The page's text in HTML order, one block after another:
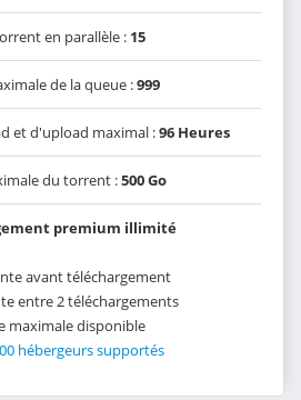
en parallèle : 15
de la queue :999
et d'upload maximal :96 Heures
du torrent :500 Go
premium illimité
avant téléchargement
entre 2 téléchargements
maximale disponible
hébergeurs supportés